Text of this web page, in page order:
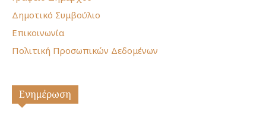
Δημοτικό Συμβούλιο
Επικοινωνία
Πολιτική Προσωπικών Δεδομένων
Ενημέρωση